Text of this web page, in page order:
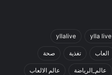
ylla live
yllalive
العاب تغذية صحة
عالم_الرياضة عالم الالعاب